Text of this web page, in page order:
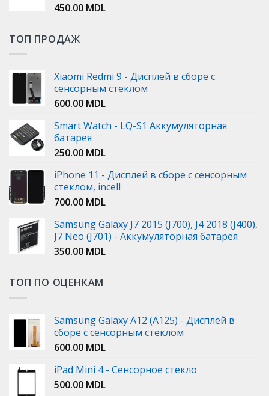
450.00 MDL
ТОП ПРОДАЖ
Xiaomi Redmi 9 - Дисплей в сборе с
сенсорным стеклом
600.00 MDL
Smart Watch - LQ-S1 Аккумуляторная
батарея
250.00 MDL
iPhone 11 - Дисплей в сборе с сенсорным
стеклом, incell
700.00 MDL
Samsung Galaxy J7 2015 (J700), J4 2018 (J400),
J7 Neo (J701) - Аккумуляторная батарея
350.00 MDL
ТОП ПО ОЦЕНКАМ
Samsung Galaxy A12 (A125) - Дисплей в
сборе с сенсорным стеклом
600.00 MDL
iPad Mini 4 - Сенсорное стекло
500.00 MDL